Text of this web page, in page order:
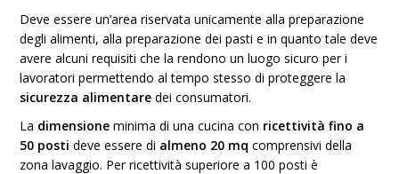
Deve essere un’area riservata unicamente alla preparazione
degli alimenti, alla preparazione dei pasti e in quanto tale deve
avere alcuni requisiti che la rendono un luogo sicuro per i
lavoratori permettendo al tempo stesso di proteggere la
sicurezza alimentare dei consumatori.
La dimensione minima di una cucina con ricettività fino a
50 posti deve essere di almeno 20 mq comprensivi della
zona lavaggio. Per ricettività superiore a 100 posti è